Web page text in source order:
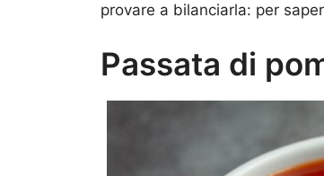
provare a bilanciarla: per
Passata di